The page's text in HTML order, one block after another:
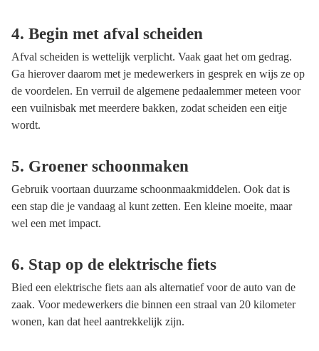
4. Begin met afval scheiden
Afval scheiden is wettelijk verplicht. Vaak gaat het om gedrag.
Ga hierover daarom met je medewerkers in gesprek en wijs ze op
de voordelen. En verruil de algemene pedaalemmer meteen voor
een vuilnisbak met meerdere bakken, zodat scheiden een eitje
wordt.
5. Groener schoonmaken
Gebruik voortaan duurzame schoonmaakmiddelen. Ook dat is
een stap die je vandaag al kunt zetten. Een kleine moeite, maar
wel een met impact.
6. Stap op de elektrische fiets
Bied een elektrische fiets aan als alternatief voor de auto van de
zaak. Voor medewerkers die binnen een straal van 20 kilometer
wonen, kan dat heel aantrekkelijk zijn.